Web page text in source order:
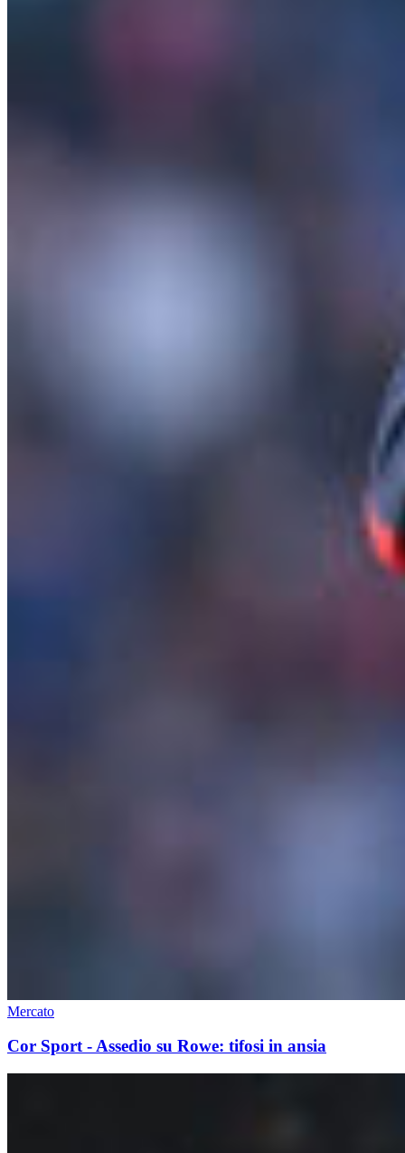
Mercato
Cor Sport - Assedio su Rowe: tifosi in ansia